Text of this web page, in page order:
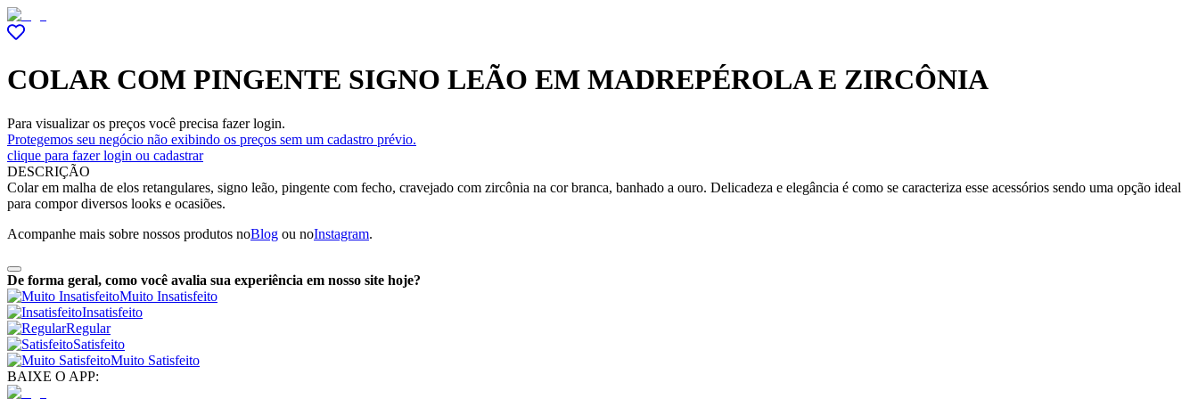
COLAR COM PINGENTE SIGNO LEÃO EM MADREPÉROLA E ZIRCÔNIA
Para visualizar os preços você precisa fazer login.
Protegemos seu negócio não exibindo os preços sem um cadastro prévio.
clique para fazer login ou cadastrar
DESCRIÇÃO
Colar em malha de elos retangulares, signo leão, pingente com fecho, cravejado com zircônia na cor branca, banhado a ouro. Delicadeza e elegância é como se caracteriza esse acessórios sendo uma opção ideal
para compor diversos looks e ocasiões.
Acompanhe mais sobre nossos produtos noBlog ou noInstagram.
De forma geral, como você avalia sua experiência em nosso site hoje?
Muito Insatisfeito
Insatisfeito
Regular
Satisfeito
Muito Satisfeito
BAIXE O APP: